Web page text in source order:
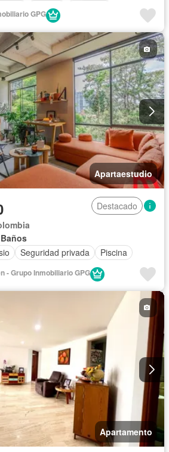
Jacuzzi
Piscina
GPG
Apartaestudio
Destacado
Seguridad privada Piscina
- Grupo Inmobiliario GPG
Apartamento